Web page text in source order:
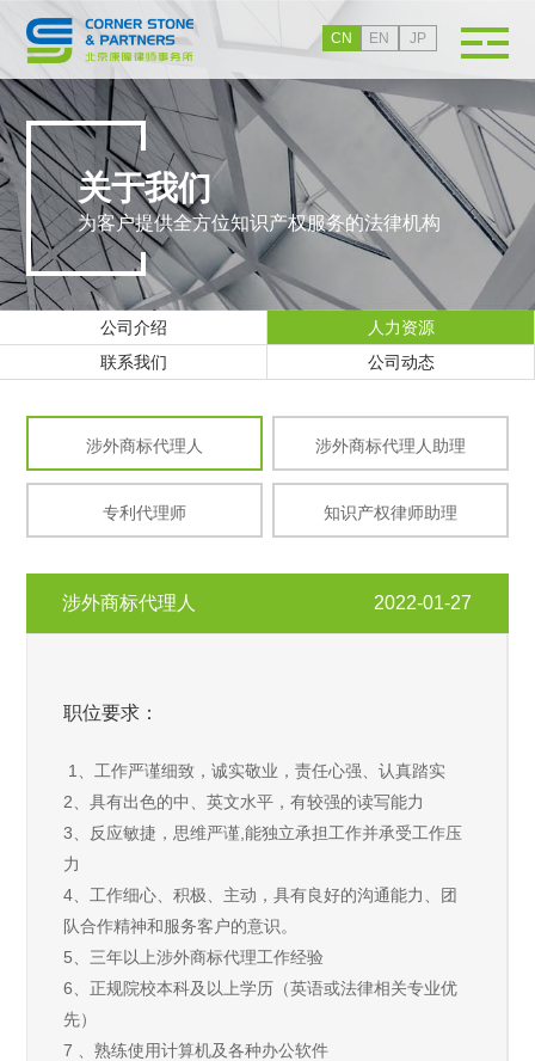
CN EN JP
关于我们
为客户提供全方位知识产权服务的法律机构
公司介绍
人力资源
联系我们
公司动态
涉外商标代理人 涉外商标代理人助理
专利代理师 知识产权律师助理
涉外商标代理人 2022-01-27
职位要求：
1、工作严谨细致，诚实敬业，责任心强、认真踏实
2、具有出色的中、英文水平，有较强的读写能力
3、反应敏捷，思维严谨,能独立承担工作并承受工作压
力
4、工作细心、积极、主动，具有良好的沟通能力、团
队合作精神和服务客户的意识。
5、三年以上涉外商标代理工作经验
6、正规院校本科及以上学历（英语或法律相关专业优
先）
7 、熟练使用计算机及各种办公软件